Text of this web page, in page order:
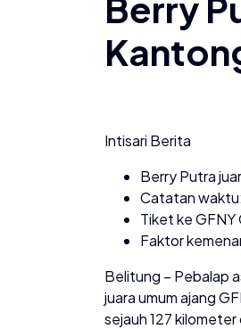
Intisari Berita
Berry Putra
Catatan
Tiket ke GFNY
Faktor
Belitung – Pebalap
juara umum ajang
sejauh 127